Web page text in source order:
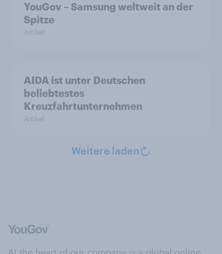
YouGov – Samsung weltweit an der
Spitze
Artikel
AIDA ist unter Deutschen
beliebtestes
Kreuzfahrtunternehmen
Artikel
Weitere laden